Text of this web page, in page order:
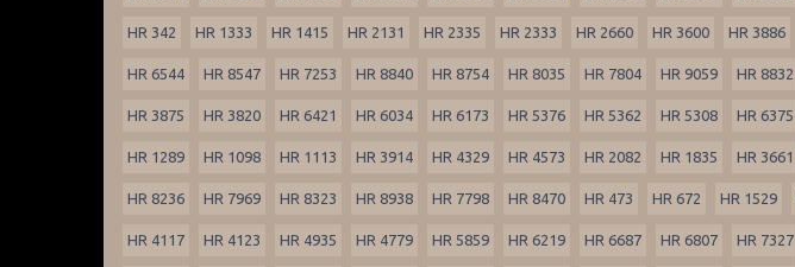
HR 342 HR 1333 HR 1415 HR 2131 HR 2335 HR 2333 HR 2660 HR 3600 HR 3886
HR 6544 HR 8547 HR 7253 HR 8840 HR 8754 HR 8035 HR 7804 HR 9059 HR 8832
HR 3875 HR 3820 HR 6421 HR 6034 HR 6173 HR 5376 HR 5362 HR 5308 HR 6375
HR 1289 HR 1098 HR 1113 HR 3914 HR 4329 HR 4573 HR 2082 HR 1835 HR 3661
HR 8236 HR 7969 HR 8323 HR 8938 HR 7798 HR 8470 HR 473 HR 672 HR 1529
HR 4117 HR 4123 HR 4935 HR 4779 HR 5859 HR 6219 HR 6687 HR 6807 HR 7327